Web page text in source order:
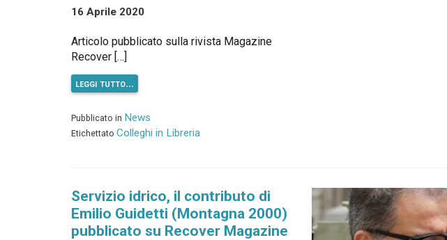
16 Aprile 2020
Articolo pubblicato sulla rivista Magazine
Recover […]
leggi tutto…
Pubblicato in News
Etichettato Colleghi in Libreria
Servizio idrico, il contributo di
Emilio Guidetti (Montagna 2000)
pubblicato su Recover Magazine